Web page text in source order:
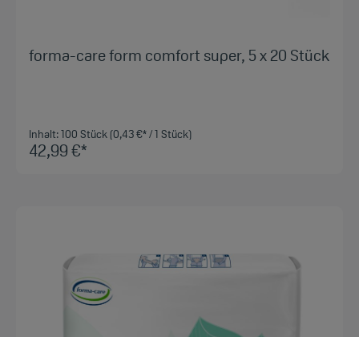
forma-care form comfort super, 5 x 20 Stück
Inhalt:100 Stück (0,43 €* / 1 Stück)
42,99 €*